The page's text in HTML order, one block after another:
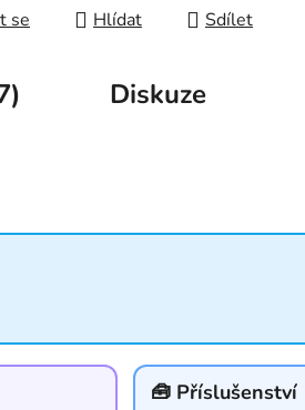
se Hlídat Sdílet
Diskuze
🧰 Příslušenství